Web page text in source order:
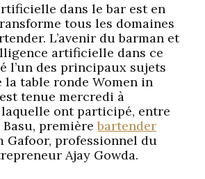
dans le bar est en
tous les domaines
L’avenir du barman et
artificielle dans ce
l’un des principaux sujets
la table ronde Women in
tenue mercredi à
ont participé, entre
Basu, premièrebartender
Gafoor, professionnel du
Ajay Gowda.